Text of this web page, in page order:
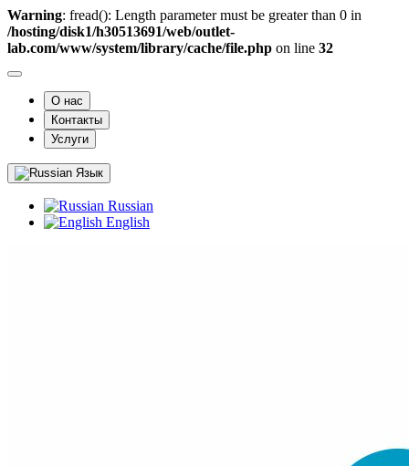
Warning: fread(): Length parameter must be greater than 0 in
/hosting/disk1/h30513691/web/outlet-
lab.com/www/system/library/cache/file.php on line 32
О нас
Контакты
Услуги
Язык
Russian
English